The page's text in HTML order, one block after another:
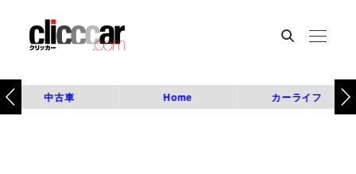
中古車 Home カーライフ